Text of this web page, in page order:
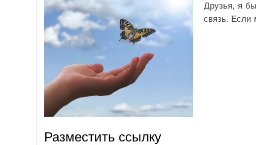
Друзья, я
связь. Если
Разместить ссылку